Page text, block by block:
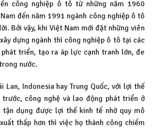
công nghiệp ô tô từ những năm 1960
đến năm 1991 ngành công nghiệp ô tô
Bởi vậy, khi Việt Nam mới đặt những viên
dựng ngành thì công nghiệp ô tô tại các
triển, tạo ra áp lực cạnh tranh lớn, đe
nước.
Lan, Indonesia hay Trung Quốc, với lợi thế
công nghệ và lao động phát triển ở
tận dụng được lợi thế kinh tế nhờ quy mô
thấp hơn thì việc họ thành công chiếm